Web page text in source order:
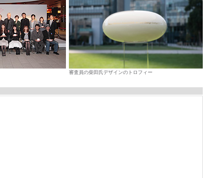
審査員の柴田氏デザインのトロフィー